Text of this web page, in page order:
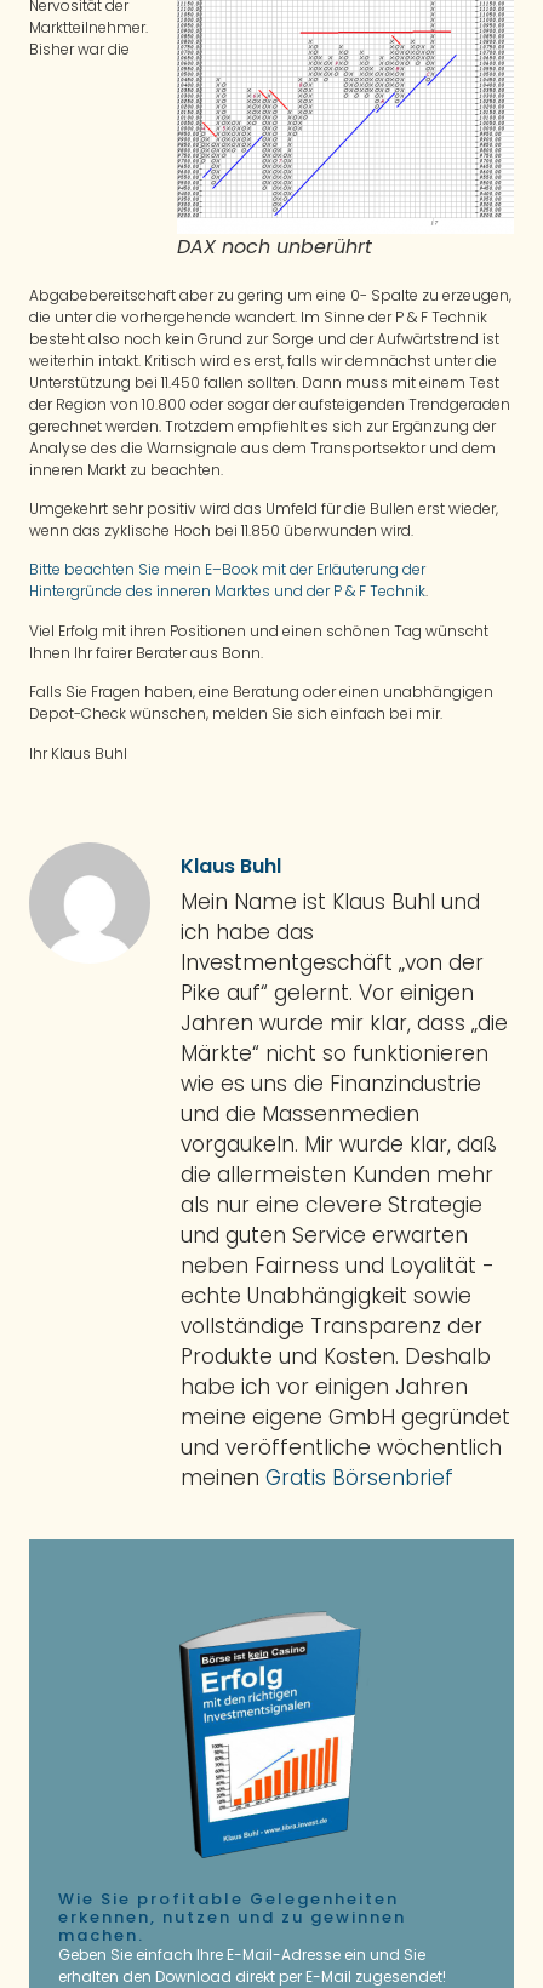
DAX noch unberührt
Nervosität der
Marktteilnehmer.
Bisher war die
Abgabebereitschaft aber zu gering um eine 0- Spalte zu erzeugen,
die unter die vorhergehende wandert. Im Sinne der P & F Technik
besteht also noch kein Grund zur Sorge und der Aufwärtstrend ist
weiterhin intakt. Kritisch wird es erst, falls wir demnächst unter die
Unterstützung bei 11.450 fallen sollten. Dann muss mit einem Test
der Region von 10.800 oder sogar der aufsteigenden Trendgeraden
gerechnet werden. Trotzdem empfiehlt es sich zur Ergänzung der
Analyse des die Warnsignale aus dem Transportsektor und dem
inneren Markt zu beachten.
Umgekehrt sehr positiv wird das Umfeld für die Bullen erst wieder,
wenn das zyklische Hoch bei 11.850 überwunden wird.
Bitte beachten Sie mein E–Book mit der Erläuterung der
Hintergründe des inneren Marktes und der P & F Technik.
Viel Erfolg mit ihren Positionen und einen schönen Tag wünscht
Ihnen Ihr fairer Berater aus Bonn.
Falls Sie Fragen haben, eine Beratung oder einen unabhängigen
Depot-Check wünschen, melden Sie sich einfach bei mir.
Ihr Klaus Buhl
Klaus Buhl
Mein Name ist Klaus Buhl und
ich habe das
Investmentgeschäft „von der
Pike auf“ gelernt. Vor einigen
Jahren wurde mir klar, dass „die
Märkte“ nicht so funktionieren
wie es uns die Finanzindustrie
und die Massenmedien
vorgaukeln. Mir wurde klar, daß
die allermeisten Kunden mehr
als nur eine clevere Strategie
und guten Service erwarten
neben Fairness und Loyalität -
echte Unabhängigkeit sowie
vollständige Transparenz der
Produkte und Kosten. Deshalb
habe ich vor einigen Jahren
meine eigene GmbH gegründet
und veröffentliche wöchentlich
meinen Gratis Börsenbrief
Wie Sie profitable Gelegenheiten
erkennen, nutzen und zu gewinnen
machen.
Geben Sie einfach Ihre E-Mail-Adresse ein und Sie
erhalten den Download direkt per E-Mail zugesendet!